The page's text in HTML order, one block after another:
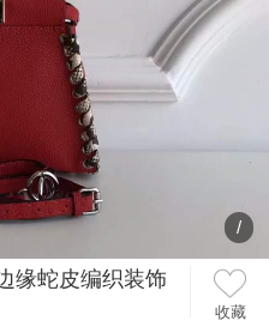
/
缘蛇皮编织装饰
收藏